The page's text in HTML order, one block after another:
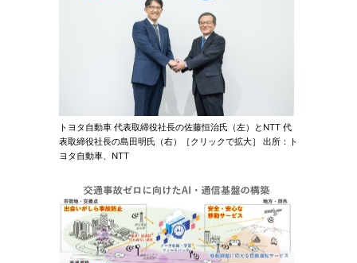
トヨタ自動車 代表取締役社長の佐藤恒治氏（左）とNTT 代
表取締役社長の島田明氏（右）［クリックで拡大］ 出所：ト
ヨタ自動車、NTT